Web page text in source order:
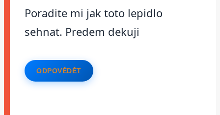
Poradite mi jak toto lepidlo
sehnat. Predem dekuji
ODPOVĚDĚT